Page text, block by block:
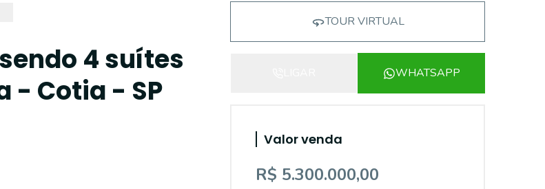
4 suítes
- Cotia - SP
TOUR VIRTUAL
WHATSAPP
Valor venda
R$ 5.300.000,00